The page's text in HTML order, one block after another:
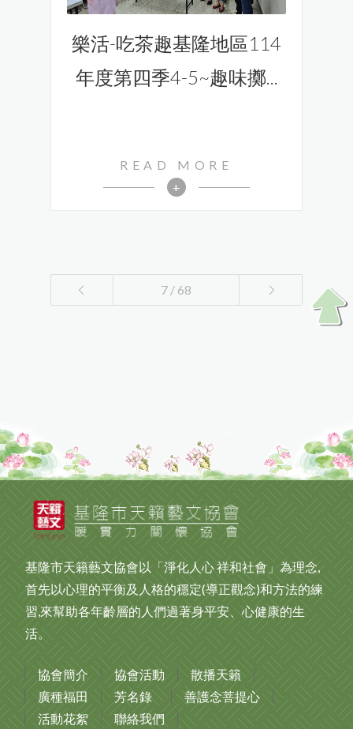
樂活-吃茶趣基隆地區114
年度第四季4-5~趣味擲...
READ MORE
+
7 / 68
基隆市天籟藝文協會以「淨化人心 祥和社會」為理念,
首先以心理的平衡及人格的穩定(導正觀念)和方法的練
習,來幫助各年齡層的人們過著身平安、心健康的生
活。
協會簡介 協會活動
散播天籟
廣種福田
芳名錄
善護念菩提心
活動花絮
聯絡我們